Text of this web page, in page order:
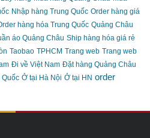
Nhập hàng Trung Quốc Order hàng giá
hàng hóa Trung Quốc Quảng Châu
áo Quảng Châu Ship hàng hóa giá rẻ
Taobao TPHCM Trang web Trang web
Đi về Việt Nam Đặt hàng Quảng Châu
Ở tại Hà Nội Ở tại HN order